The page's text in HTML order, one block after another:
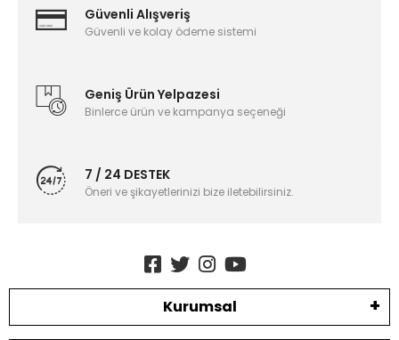
Güvenli Alışveriş
Güvenli ve kolay ödeme sistemi
Geniş Ürün Yelpazesi
Binlerce ürün ve kampanya seçeneği
7 / 24 DESTEK
Öneri ve şikayetlerinizi bize iletebilirsiniz.
Kurumsal